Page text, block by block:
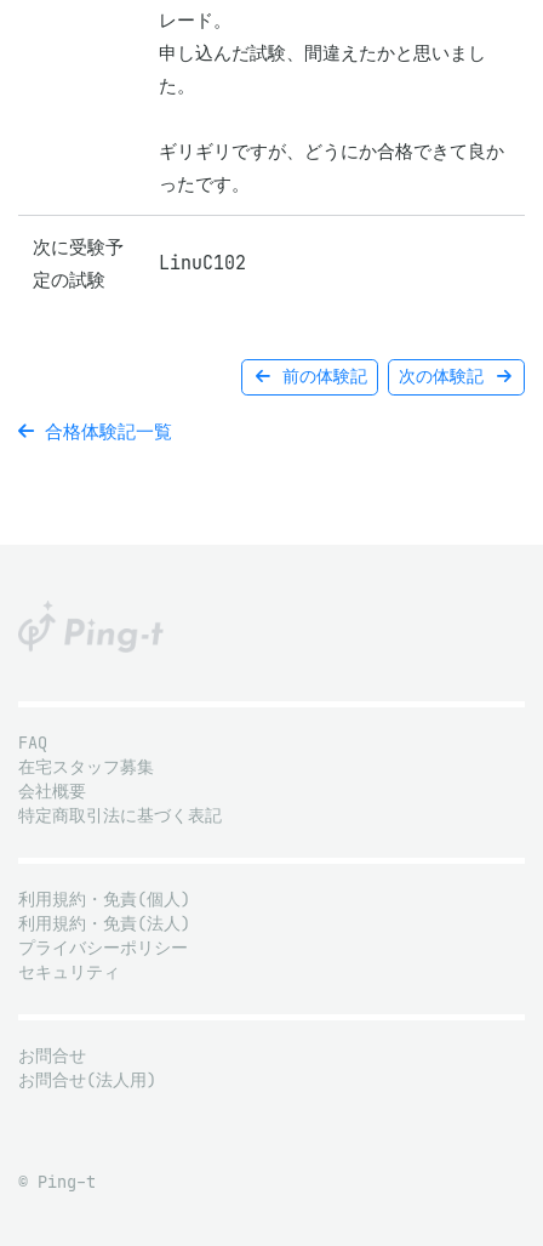
レード。
申し込んだ試験、間違えたかと思いまし
た。
ギリギリですが、どうにか合格できて良か
ったです。
次に受験予
定の試験
LinuC102
前の体験記 次の体験記
合格体験記一覧
FAQ
在宅スタッフ募集
会社概要
特定商取引法に基づく表記
利用規約・免責(個人)
利用規約・免責(法人)
プライバシーポリシー
セキュリティ
お問合せ
お問合せ(法人用)
© Ping-t